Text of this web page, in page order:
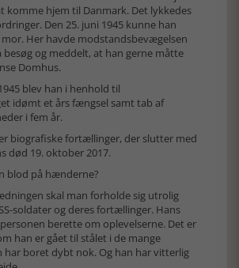
komme hjem til Danmark. Det lykkedes
Den 25. juni 1945 kunne han
mor. Her havde modstandsbevægelsen
og meddelt, at han gerne måtte
Domhus.
blev han i henhold til
idømt et års fængsel samt tab af
i fem år.
biografiske fortællinger, der slutter med
død 19. oktober 2017.
blod på hænderne?
skal man forholde sig utrolig
soldater og deres fortællinger. Hans
berette om oplevelserne. Det er
han er gået til stålet i de mange
har boret dybt nok. Og han har vitterlig